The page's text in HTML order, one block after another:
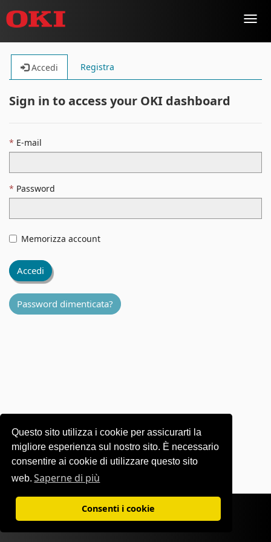
Questo sito utilizza i cookie per assicurarti la
migliore esperienza sul nostro sito. È necessario
consentire ai cookie di utilizzare questo sito
web. Saperne di più
Consenti i cookie
Accedi Registra
Sign in to access your OKI dashboard
E-mail
Password
Memorizza account
Accedi
Password dimenticata?
|Informativa sulla privacy
©1995-2026 OKI Europe Ltd. Tutti i diritti riservati.